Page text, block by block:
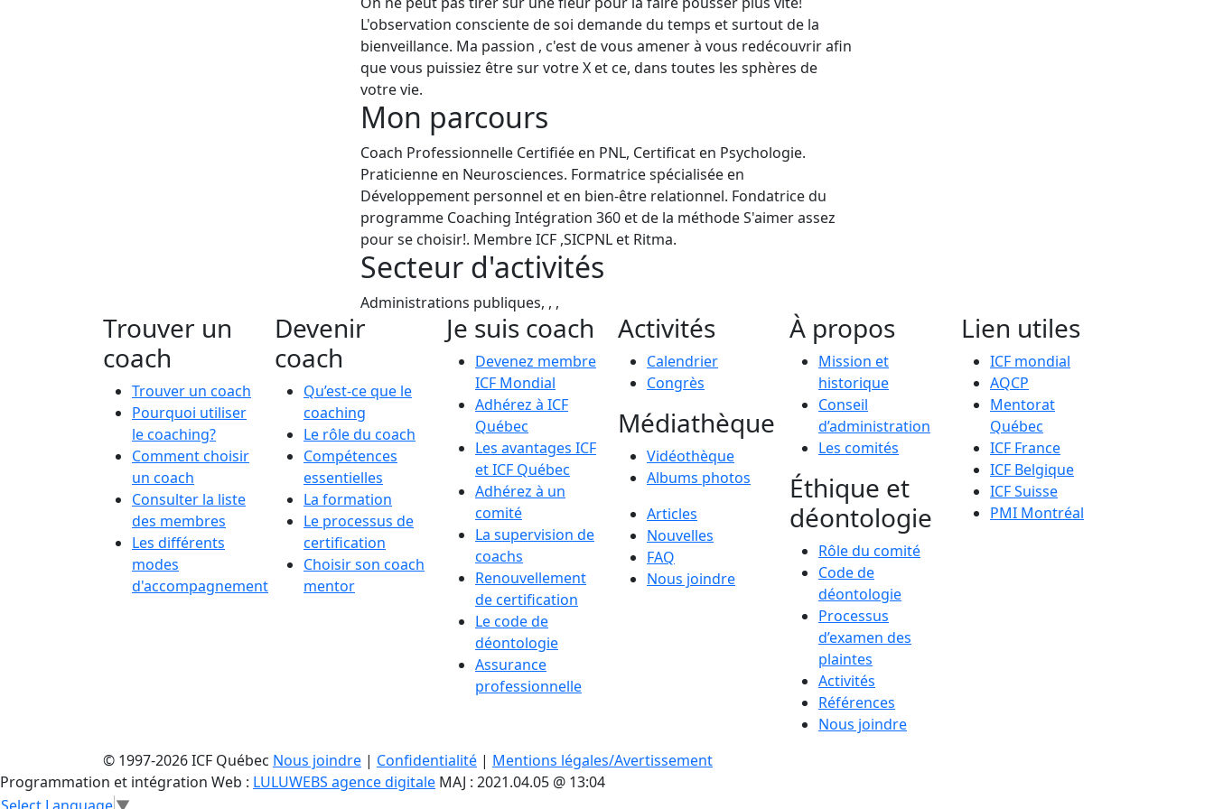
L'observation consciente de soi demande du temps et surtout de la
bienveillance. Ma passion , c'est de vous amener à vous redécouvrir afin
que vous puissiez être sur votre X et ce, dans toutes les sphères de
votre vie.
Mon parcours
Coach Professionnelle Certifiée en PNL, Certificat en Psychologie.
Praticienne en Neurosciences. Formatrice spécialisée en
Développement personnel et en bien-être relationnel. Fondatrice du
programme Coaching Intégration 360 et de la méthode S'aimer assez
pour se choisir!. Membre ICF ,SICPNL et Ritma.
Secteur d'activités
Administrations publiques, , ,
Trouver un
coach
Trouver un coach
Pourquoi utiliser
le coaching?
Comment choisir
un coach
Consulter la liste
des membres
Les différents
modes
d'accompagnement
Devenir
coach
Qu’est-ce que le
coaching
Le rôle du coach
Compétences
essentielles
La formation
Le processus de
certification
Choisir son coach
mentor
Je suis coach
Devenez membre
ICF Mondial
Adhérez à ICF
Québec
Les avantages ICF
et ICF Québec
Adhérez à un
comité
La supervision de
coachs
Renouvellement
de certification
Le code de
déontologie
Assurance
professionnelle
Activités
Calendrier
Congrès
Médiathèque
Vidéothèque
Albums photos
Articles
Nouvelles
FAQ
Nous joindre
À propos
Mission et
historique
Conseil
d’administration
Les comités
Éthique et
déontologie
Rôle du comité
Code de
déontologie
Processus
d’examen des
plaintes
Activités
Références
Nous joindre
Lien utiles
ICF mondial
AQCP
Mentorat
Québec
ICF France
ICF Belgique
ICF Suisse
PMI Montréal
© 1997-2026 ICF Québec Nous joindre | Confidentialité | Mentions légales/Avertissement
Programmation et intégration Web : LULUWEBS agence digitale MAJ : 2021.04.05 @ 13:04